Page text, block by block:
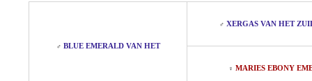
♂ BLUE EMERALD VAN HET
♂ XERGAS VAN HET
♀ MARIES EBONY